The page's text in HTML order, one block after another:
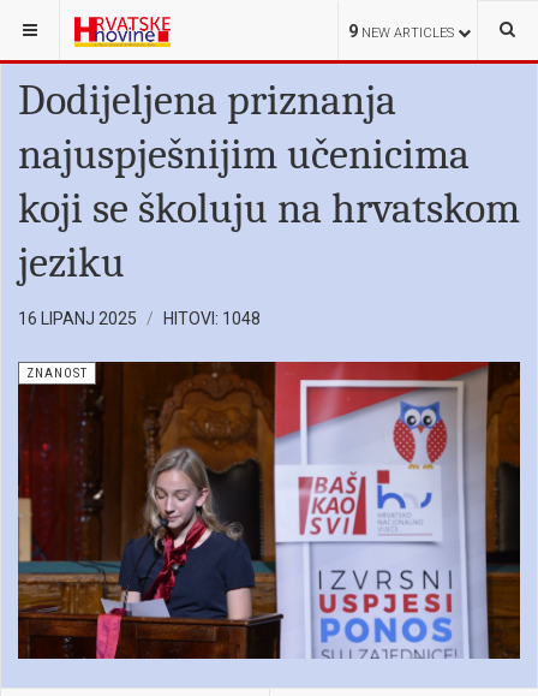
9 NEW ARTICLES
NALAZITE SE OVDJE: ZNANOST
Dodijeljena priznanja
najuspješnijim učenicima
koji se školuju na hrvatskom
jeziku
16 LIPANJ 2025 HITOVI: 1048
ZNANOST